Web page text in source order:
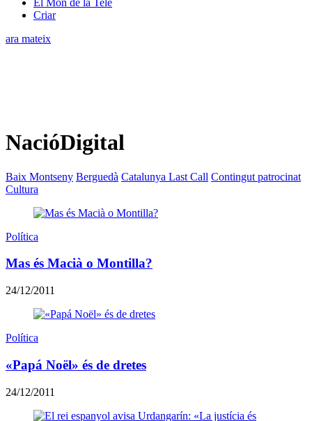
Criar
ara mateix
NacióDigital
Baix Montseny Berguedà Catalunya Last Call Contingut patrocinat
Cultura
Política
Mas és Macià o Montilla?
24/12/2011
Política
«Papá Noël» és de dretes
24/12/2011